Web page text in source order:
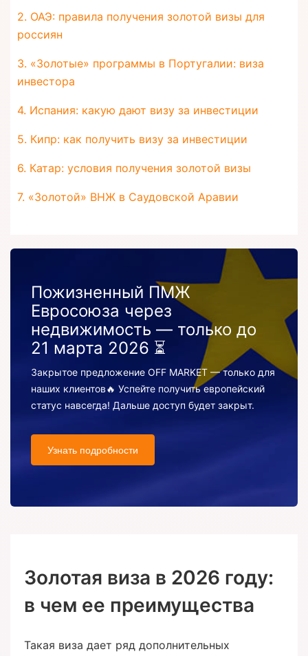
2. ОАЭ: правила получения золотой визы для
россиян
3. «Золотые» программы в Португалии: виза
инвестора
4. Испания: какую дают визу за инвестиции
5. Кипр: как получить визу за инвестиции
6. Катар: условия получения золотой визы
7. «Золотой» ВНЖ в Саудовской Аравии
Пожизненный ПМЖ
Евросоюза через
недвижимость — только до
21 марта 2026 ⏳
Закрытое предложение OFF MARKET — только для
наших клиентов🔥 Успейте получить европейский
статус навсегда! Дальше доступ будет закрыт.
Узнать подробности
Золотая виза в 2026 году:
в чем ее преимущества
Такая виза дает ряд дополнительных